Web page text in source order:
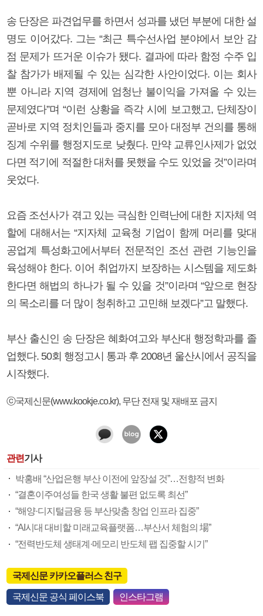
송 단장은 파견업무를 하면서 성과를 냈던 부분에 대한 설
명도 이어갔다. 그는 “최근 특수선사업 분야에서 보안 감
점 문제가 뜨거운 이슈가 됐다. 결과에 따라 함정 수주 입
찰 참가가 배제될 수 있는 심각한 사안이었다. 이는 회사
뿐 아니라 지역 경제에 엄청난 불이익을 가져올 수 있는
문제였다”며 “이런 상황을 즉각 시에 보고했고, 단체장이
곧바로 지역 정치인들과 중지를 모아 대정부 건의를 통해
징계 수위를 행정지도로 낮췄다. 만약 교류인사제가 없었
다면 적기에 적절한 대처를 못했을 수도 있었을 것”이라며
웃었다.
요즘 조선사가 겪고 있는 극심한 인력난에 대한 지자체 역
할에 대해서는 “지자체 교육청 기업이 함께 머리를 맞대
공업계 특성화고에서부터 전문적인 조선 관련 기능인을
육성해야 한다. 이어 취업까지 보장하는 시스템을 제도화
한다면 해법의 하나가 될 수 있을 것”이라며 “앞으로 현장
의 목소리를 더 많이 청취하고 고민해 보겠다”고 말했다.
부산 출신인 송 단장은 혜화여고와 부산대 행정학과를 졸
업했다. 50회 행정고시 통과 후 2008년 울산시에서 공직을
시작했다.
ⓒ국제신문(www.kookje.co.kr), 무단 전재 및 재배포 금지
관련기사
박홍배 “산업은행 부산 이전에 앞장설 것”…전향적 변화
“결혼이주여성들 한국 생활 불편 없도록 최선”
“해양·디지털금융 등 부산맞춤 창업 인프라 집중”
“AI시대 대비할 미래교육플랫폼…부산서 체험의 場”
“전력반도체 생태계·메모리 반도체 팹 집중할 시기”
국제신문 카카오플러스 친구
국제신문 공식 페이스북 인스타그램